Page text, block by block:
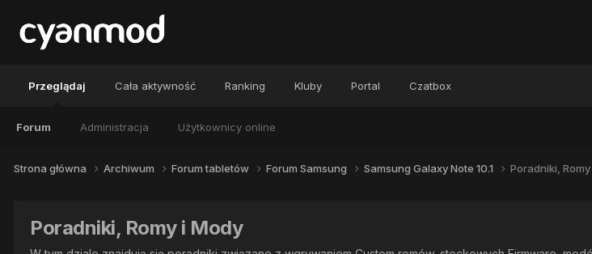
Przeglądaj
Forum Administracja Użytkownicy online
Cała aktywność Ranking Kluby Portal Czatbox
Strona główna Archiwum Forum tabletów Forum Samsung Samsung Galaxy Note 10.1 Poradniki,
Poradniki, Romy i Mody